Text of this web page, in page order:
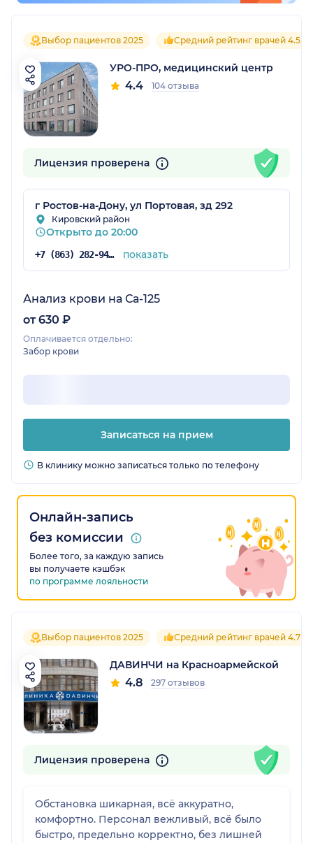
Выбор пациентов 2025 Средний рейтинг врачей 4.5
УРО-ПРО, медицинский центр
4.4 104 отзыва
Лицензия проверена
г Ростов-на-Дону, ул Портовая, зд 292
Кировский район
Открыто до 20:00
+7 (863) 282-94-46 показать
Анализ крови на Са-125
от 630 ₽
Оплачивается отдельно:
Забор крови
Записаться на прием
В клинику можно записаться только по телефону
Онлайн-запись
без комиссии
Более того, за каждую запись
вы получаете кэшбэк
по программе лояльности
Выбор пациентов 2025 Средний рейтинг врачей 4.7
ДАВИНЧИ на Красноармейской
4.8 297 отзывов
Лицензия проверена
Обстановка шикарная, всё аккуратно,
комфортно. Персонал вежливый, всё было
быстро, предельно корректно, без лишней